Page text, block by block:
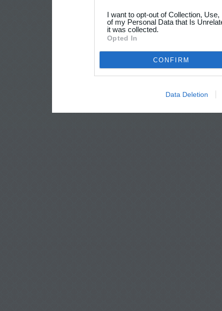
I want to opt-out of Collection,
of my Personal Data that Is
it was collected.
Opted In
CONFIRM
Data Deletion